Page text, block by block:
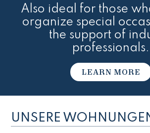
Also ideal for those
organize special
the support of
professionals.
LEARN MORE
UNSERE